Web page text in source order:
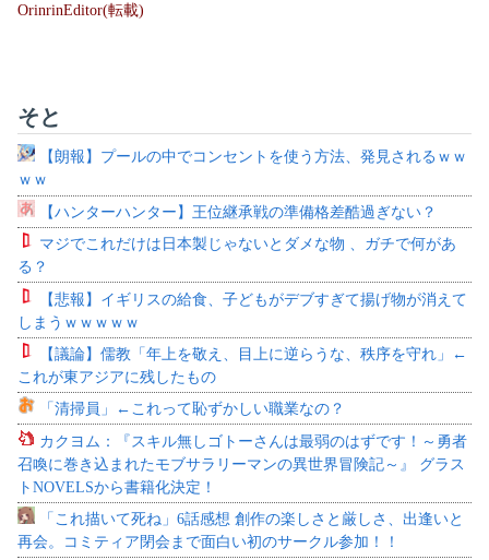
OrinrinEditor(転載)
そと
【朗報】プールの中でコンセントを使う方法、発見されるｗｗ
ｗｗ
【ハンターハンター】王位継承戦の準備格差酷過ぎない？
マジでこれだけは日本製じゃないとダメな物 、ガチで何があ
る？
【悲報】イギリスの給食、子どもがデブすぎて揚げ物が消えて
しまうｗｗｗｗｗ
【議論】儒教「年上を敬え、目上に逆らうな、秩序を守れ」←
これが東アジアに残したもの
「清掃員」←これって恥ずかしい職業なの？
カクヨム：『スキル無しゴトーさんは最弱のはずです！～勇者
召喚に巻き込まれたモブサラリーマンの異世界冒険記～』 グラス
トNOVELSから書籍化決定！
「これ描いて死ね」6話感想 創作の楽しさと厳しさ、出逢いと
再会。コミティア閉会まで面白い初のサークル参加！！